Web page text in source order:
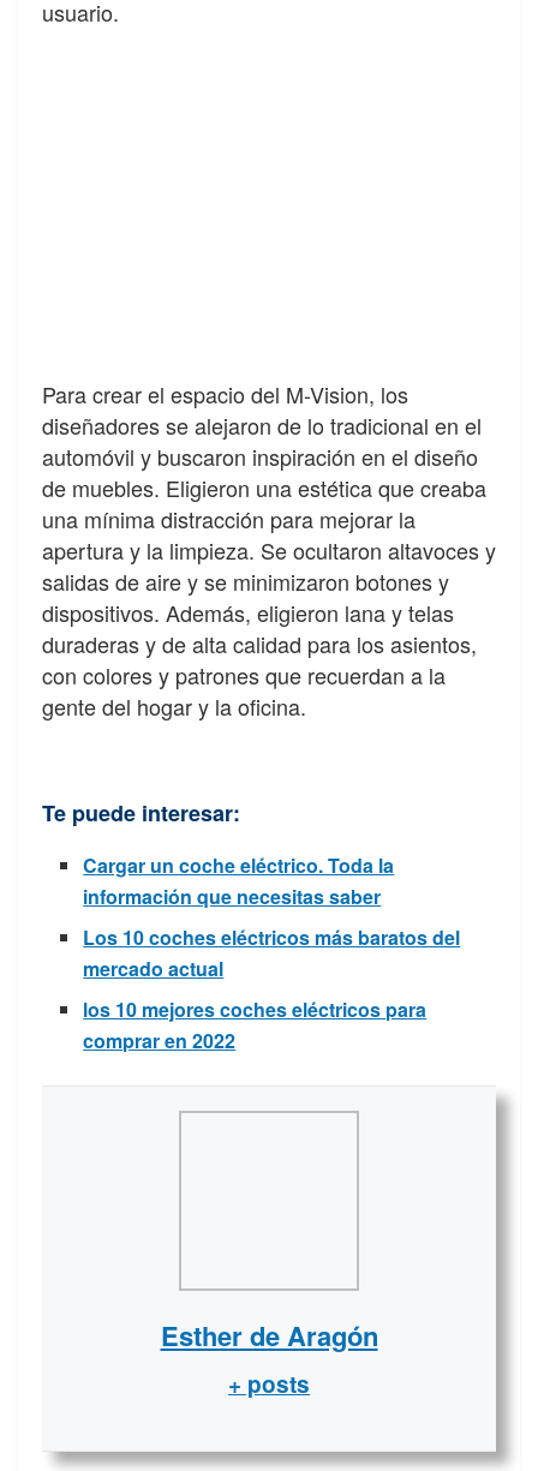
usuario.
Para crear el espacio del M-Vision, los
diseñadores se alejaron de lo tradicional en el
automóvil y buscaron inspiración en el diseño
de muebles. Eligieron una estética que creaba
una mínima distracción para mejorar la
apertura y la limpieza. Se ocultaron altavoces y
salidas de aire y se minimizaron botones y
dispositivos. Además, eligieron lana y telas
duraderas y de alta calidad para los asientos,
con colores y patrones que recuerdan a la
gente del hogar y la oficina.
Te puede interesar:
Cargar un coche eléctrico. Toda la
información que necesitas saber
Los 10 coches eléctricos más baratos del
mercado actual
los 10 mejores coches eléctricos para
comprar en 2022
Esther de Aragón
+ posts